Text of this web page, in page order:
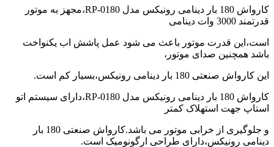
in
4k
my
wife
lustful
sister
sucks
my
dick
in
the
kitchen
کارواش 180 بار دینامی رونیکس مدل RP-0180،مجهز به موتور
قدرتمند 3000 وات دینامی
است،این قدرت موتور باعث می شود عمل پاشش اب یکنواخت
باشد همچنین صدای موتور،
این کارواش صنعتی 180 بار دینامی رونیکس،بسیار کم است.
کارواش 180 بار دینامی رونیکس مدل RP-0180،دارای سیستم اتو
استاپ جهت استهلاک کمتر
و جلوگیری از خرابی موتور می باشد.کارواش صنعتی 180 بار
دینامی رونیکس،دارای طراحی ارگونومیک است.